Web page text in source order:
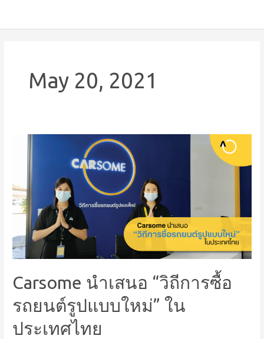
May 20, 2021
Carsome นำเสนอ “วิถีการซื้อ
รถยนต์รูปแบบใหม่” ใน
ประเทศไทย